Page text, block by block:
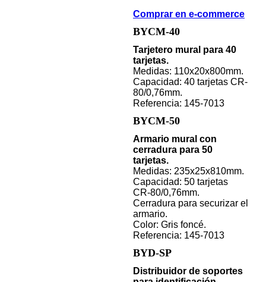
Comprar en e-commerce
BYCM-40
Tarjetero mural para 40
tarjetas.
Medidas: 110x20x800mm.
Capacidad: 40 tarjetas CR-
80/0,76mm.
Referencia: 145-7013
BYCM-50
Armario mural con
cerradura para 50
tarjetas.
Medidas: 235x25x810mm.
Capacidad: 50 tarjetas
CR-80/0,76mm.
Cerradura para securizar el
armario.
Color: Gris foncé.
Referencia: 145-7013
BYD-SP
Distribuidor de soportes